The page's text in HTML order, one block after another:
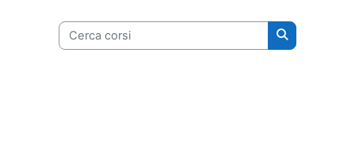
Cerca corsi
Cerca corsi